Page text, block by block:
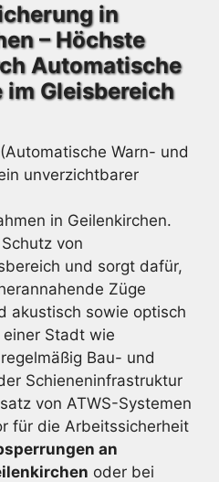
in
– Höchste
Automatische
im Gleisbereich
(Automatische Warn- und
unverzichtbarer
in Geilenkirchen.
von
und sorgt dafür,
Züge
akustisch sowie optisch
Stadt wie
Bau- und
Schieneninfrastruktur
von ATWS-Systemen
für die Arbeitssicherheit
an
oder bei